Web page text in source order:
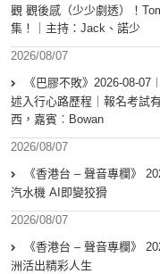
觀 觀後感（少少劇透）！
集！｜主持：Jack、諾少
2026/08/07
《巴膠不敗》2026-08-
述入行心路歷程｜報名考試
西，嘉賓︰Bowan
2026/08/07
《香港台 – 聲音專欄》
汽水機 AI即變狡猾
2026/08/07
《香港台 – 聲音專欄》
洲活出精彩人生